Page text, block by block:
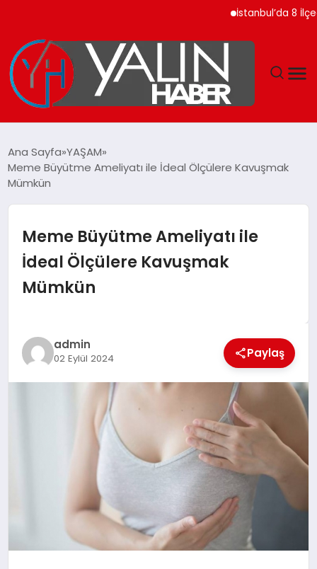
İstanbul’da 8 İlçede 20
SPOR
EKONOMİ
YAŞAM
TEKNOLOJİ
Ana Sayfa YAŞAM
Meme Büyütme Ameliyatı ile İdeal Ölçülere Kavuşmak
Mümkün
Meme Büyütme Ameliyatı ile
İdeal Ölçülere Kavuşmak
Mümkün
admin
02 Eylül 2024 Paylaş